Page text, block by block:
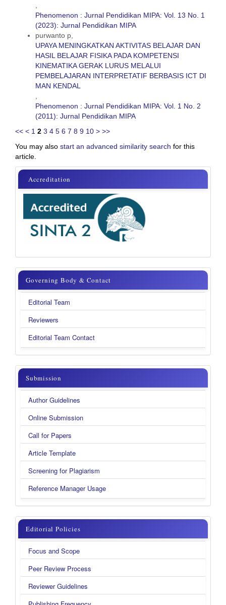
Phenomenon : Jurnal Pendidikan MIPA: Vol. 13 No. 1
(2023): Jurnal Pendidikan MIPA
purwanto p,
UPAYA MENINGKATKAN AKTIVITAS BELAJAR DAN
HASIL BELAJAR FISIKA PADA KOMPETENSI
KINEMATIKA GERAK LURUS MELALUI
PEMBELAJARAN INTERPRETATIF BERBASIS ICT DI
MAN KENDAL
Phenomenon : Jurnal Pendidikan MIPA: Vol. 1 No. 2
(2011): Jurnal Pendidikan MIPA
<< < 1 2 3 4 5 6 7 8 9 10 > >>
You may also start an advanced similarity search for this
article.
sinta
Accreditation
Governing
Body
&
Contact
Governing Body & Contact
Editorial Team
Reviewers
Editorial Team Contact
submission
Submission
Author Guidelines
Online Submission
Call for Papers
Article Template
Screening for Plagiarism
Reference Manager Usage
menu
kanan
new
Editorial Policies
Focus and Scope
Peer Review Process
Reviewer Guidelines